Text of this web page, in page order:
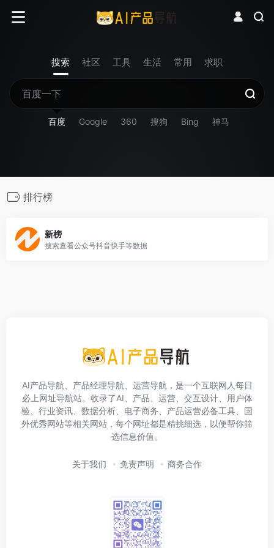
搜索 社区 工具 生活 常用 求职
百度 Google 360 搜狗 Bing 神马
排行榜
新榜
搜索查看公众号抖音快手等数据
AI产品导航、产品经理导航、运营导航，是一个互联网人每日
必上网址导航站。收录了AI、产品、运营、交互设计、用户体
验、行业资讯、数据分析、电子商务、产品运营必备工具、国
外优秀网站等相关网站，每个网址都是精挑细选，以便帮你筛
选信息价值。
关于我们 免责声明 商务合作